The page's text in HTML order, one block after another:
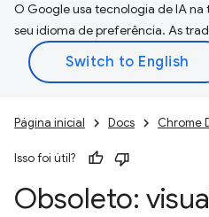
O Google usa tecnologia de IA
seu idioma de preferência. As
Página inicial Docs Chrome
Isso foi útil?
Obsoleto: